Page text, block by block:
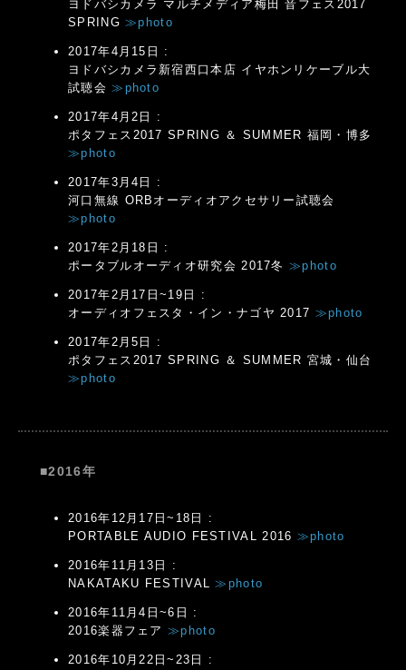
ヨドバシカメラ マルチメディア梅田 音フェス2017
SPRING≫photo
2017年4月15日 :
ヨドバシカメラ新宿西口本店 イヤホンリケーブル大
試聴会≫photo
2017年4月2日 :
ポタフェス2017 SPRING ＆ SUMMER 福岡・博多
≫photo
2017年3月4日 :
河口無線 ORBオーディオアクセサリー試聴会
≫photo
2017年2月18日 :
ポータブルオーディオ研究会 2017冬≫photo
2017年2月17日~19日 :
オーディオフェスタ・イン・ナゴヤ 2017 ≫photo
2017年2月5日 :
ポタフェス2017 SPRING ＆ SUMMER 宮城・仙台
≫photo
■2016年
2016年12月17日~18日 :
PORTABLE AUDIO FESTIVAL 2016 ≫photo
2016年11月13日 :
NAKATAKU FESTIVAL≫photo
2016年11月4日~6日 :
2016楽器フェア≫photo
2016年10月22日~23日 :